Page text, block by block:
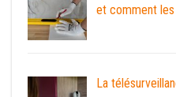
et comment
La